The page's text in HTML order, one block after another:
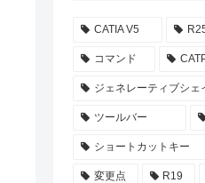
CATIA V5
コマンド
ジェネレーティブシェ
ツールバー
ショートカットキー
変更点 R19